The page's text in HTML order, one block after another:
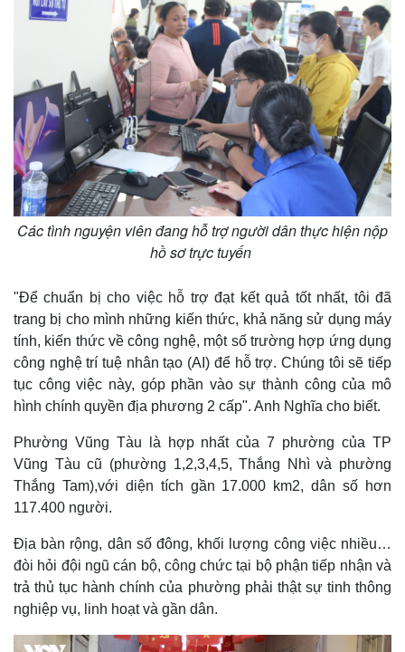
Cuộc sống đó đây
Ảnh
E-Magazine
Infographic
Các tình nguyện viên đang hỗ trợ người dân thực hiện nộp
hồ sơ trực tuyến
"Để chuẩn bị cho việc hỗ trợ đạt kết quả tốt nhất, tôi đã
trang bị cho mình những kiến thức, khả năng sử dụng máy
tính, kiến thức về công nghệ, một số trường hợp ứng dụng
công nghệ trí tuệ nhân tạo (AI) để hỗ trợ. Chúng tôi sẽ tiếp
tục công việc này, góp phần vào sự thành công của mô
hình chính quyền địa phương 2 cấp". Anh Nghĩa cho biết.
Phường Vũng Tàu là hợp nhất của 7 phường của TP
Vũng Tàu cũ (phường 1,2,3,4,5, Thắng Nhì và phường
Thắng Tam),với diện tích gần 17.000 km2, dân số hơn
117.400 người.
Địa bàn rộng, dân số đông, khối lượng công việc nhiều…
đòi hỏi đội ngũ cán bộ, công chức tại bộ phận tiếp nhận và
trả thủ tục hành chính của phường phải thật sự tinh thông
nghiệp vụ, linh hoạt và gần dân.